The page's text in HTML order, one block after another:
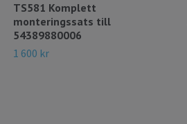
TS581 Komplett
monteringssats till
54389880006
1 600 kr